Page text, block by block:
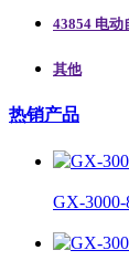
43854 电动
其他
热销产品
GX-